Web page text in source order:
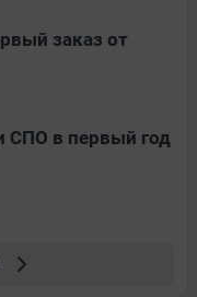
заказ от
СПО в первый год